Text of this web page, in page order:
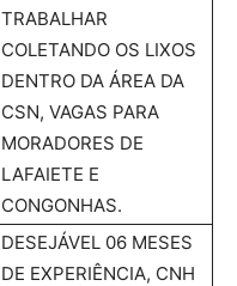
TRABALHAR
COLETANDO OS LIXOS
DENTRO DA ÁREA DA
CSN, VAGAS PARA
MORADORES DE
LAFAIETE E
CONGONHAS.
DESEJÁVEL 06 MESES
DE EXPERIÊNCIA, CNH